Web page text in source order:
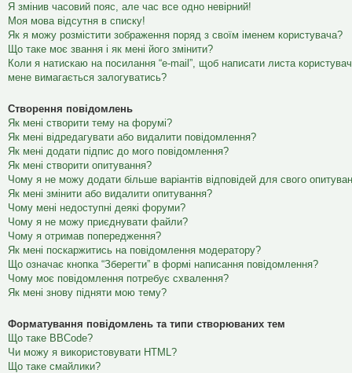
Я змінив часовий пояс, але час все одно невірний!
Моя мова відсутня в списку!
Як я можу розмістити зображення поряд з своїм іменем користувача?
Що таке моє звання і як мені його змінити?
Коли я натискаю на посилання “e-mail”, щоб написати листа
мене вимагається залогуватись?
Створення повідомлень
Як мені створити тему на форумі?
Як мені відредагувати або видалити повідомлення?
Як мені додати підпис до мого повідомлення?
Як мені створити опитування?
Чому я не можу додати більше варіантів відповідей для свого
Як мені змінити або видалити опитування?
Чому мені недоступні деякі форуми?
Чому я не можу приєднувати файли?
Чому я отримав попередження?
Як мені поскаржитись на повідомлення модератору?
Що означає кнопка “Зберегти” в формі написання повідомлення?
Чому моє повідомлення потребує схвалення?
Як мені знову підняти мою тему?
Форматування повідомлень та типи створюваних тем
Що таке BBCode?
Чи можу я використовувати HTML?
Що таке смайлики?